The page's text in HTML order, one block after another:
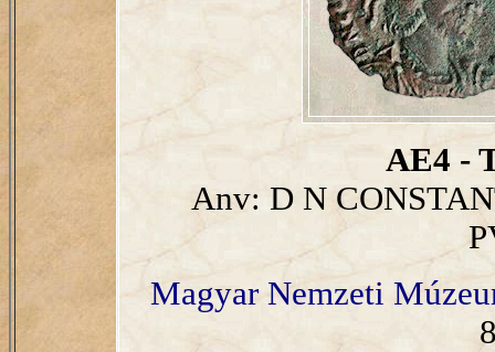
AE4 -
Anv: D N
Magyar Nemzeti